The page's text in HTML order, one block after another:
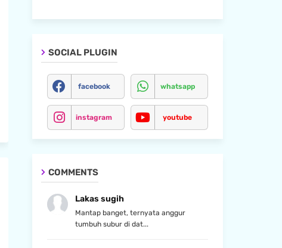
SOCIAL PLUGIN
facebook whatsapp
instagram youtube
COMMENTS
Lakas sugih
Mantap banget, ternyata anggur
tumbuh subur di dat...